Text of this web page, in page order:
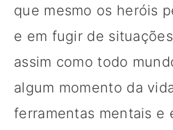
que mesmo os heróis
e em fugir de
assim como todo
algum momento da
ferramentas mentais e